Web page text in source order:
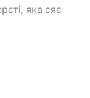
яка сяє